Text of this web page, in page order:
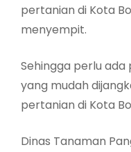
pertanian di Kota
menyempit.
Sehingga perlu
yang mudah
pertanian di Kota
Dinas Tanaman